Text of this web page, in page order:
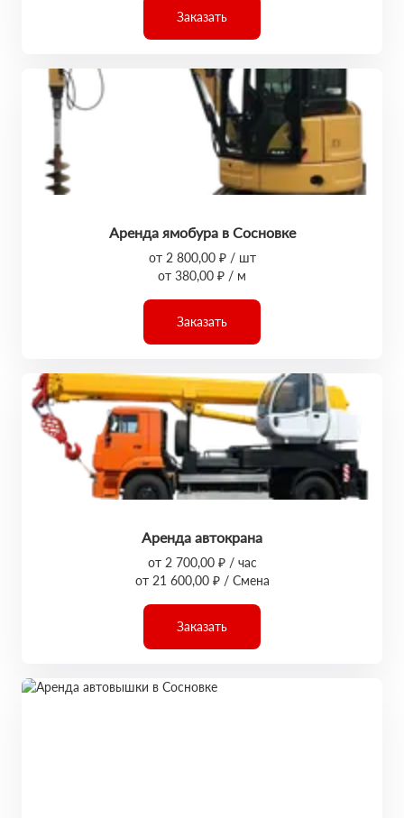
Заказать
Аренда ямобура в Сосновке
от 2 800,00 ₽ / шт
от 380,00 ₽ / м
Заказать
Аренда автокрана
от 2 700,00 ₽ / час
от 21 600,00 ₽ / Смена
Заказать